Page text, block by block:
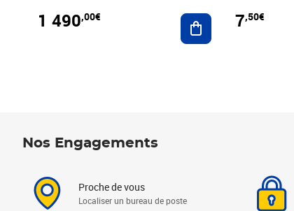
1 490,00€ Ajouter au panier
7,50€
Nos Engagements
Proche de vous
Localiser un bureau de poste